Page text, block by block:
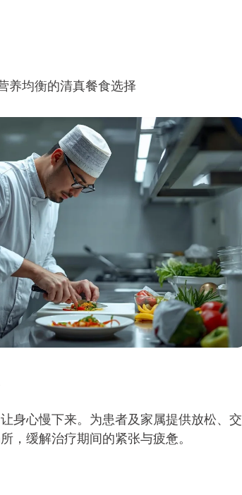
养均衡的清真餐食选择
身心慢下来。为患者及家属提供放松、交
，缓解治疗期间的紧张与疲惫。